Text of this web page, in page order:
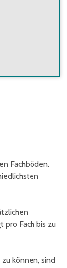
Fachböden.
pro Fach bis zu
können, sind